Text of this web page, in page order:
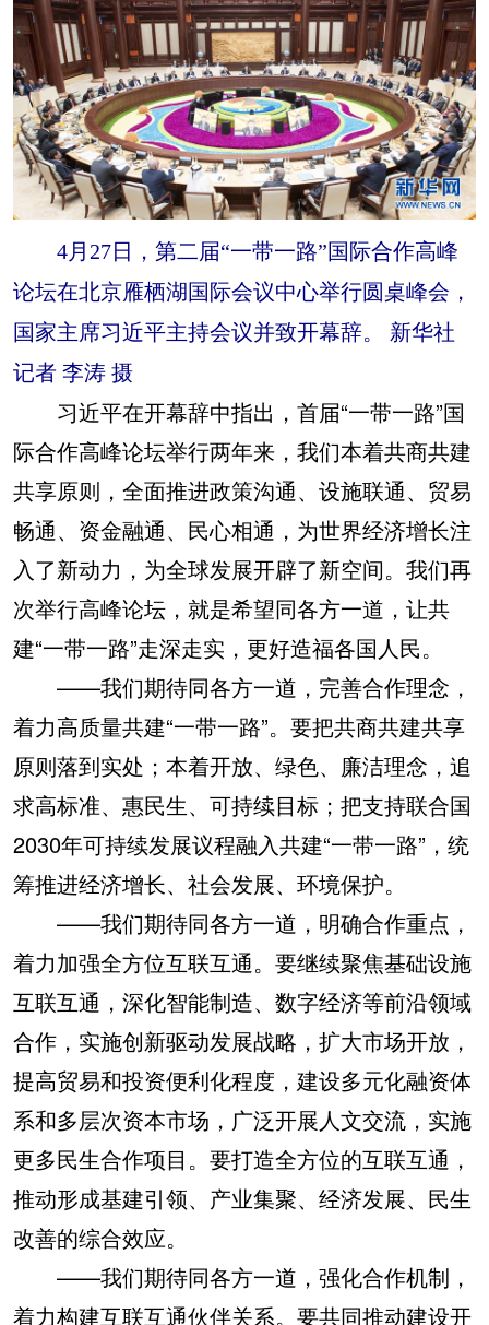
4月27日，第二届“一带一路”国际合作高峰
论坛在北京雁栖湖国际会议中心举行圆桌峰会，
国家主席习近平主持会议并致开幕辞。 新华社
记者 李涛 摄
习近平在开幕辞中指出，首届“一带一路”国
际合作高峰论坛举行两年来，我们本着共商共建
共享原则，全面推进政策沟通、设施联通、贸易
畅通、资金融通、民心相通，为世界经济增长注
入了新动力，为全球发展开辟了新空间。我们再
次举行高峰论坛，就是希望同各方一道，让共
建“一带一路”走深走实，更好造福各国人民。
——我们期待同各方一道，完善合作理念，
着力高质量共建“一带一路”。要把共商共建共享
原则落到实处；本着开放、绿色、廉洁理念，追
求高标准、惠民生、可持续目标；把支持联合国
2030年可持续发展议程融入共建“一带一路”，统
筹推进经济增长、社会发展、环境保护。
——我们期待同各方一道，明确合作重点，
着力加强全方位互联互通。要继续聚焦基础设施
互联互通，深化智能制造、数字经济等前沿领域
合作，实施创新驱动发展战略，扩大市场开放，
提高贸易和投资便利化程度，建设多元化融资体
系和多层次资本市场，广泛开展人文交流，实施
更多民生合作项目。要打造全方位的互联互通，
推动形成基建引领、产业集聚、经济发展、民生
改善的综合效应。
——我们期待同各方一道，强化合作机制，
着力构建互联互通伙伴关系。要共同推动建设开